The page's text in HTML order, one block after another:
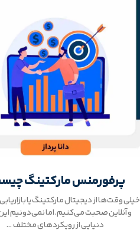
پرفورمنس مارکتینگ
خیلی وقت‌ها از دیجیتال مارکتینگ یا
و آنلاین صحبت می‌کنیم. اما نمی‌دونیم
دنیایی از رویکردهای مختلف